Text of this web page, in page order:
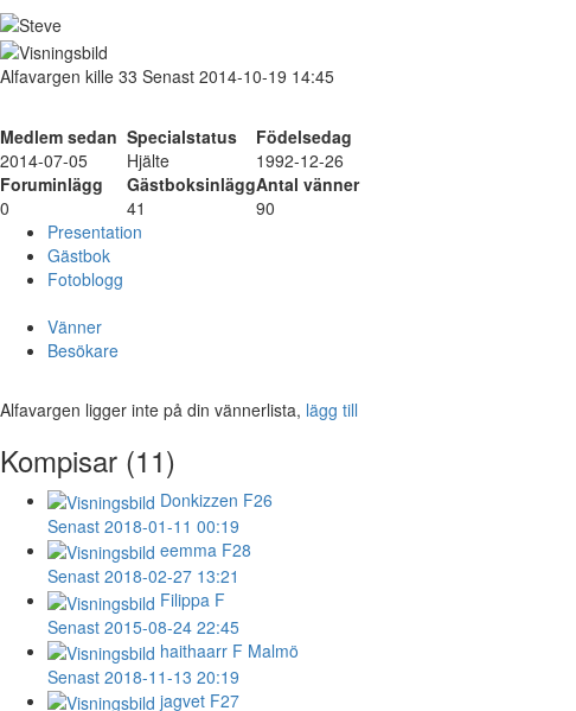
Alfavargen kille 33 Senast 2014-10-19 14:45
Medlem sedan Specialstatus
Födelsedag
2014-07-05
Hjälte
1992-12-26
Foruminlägg
GästboksinläggAntal vänner
0
41
90
Presentation
Gästbok
Fotoblogg
Vänner
Besökare
Alfavargen ligger inte på din vännerlista, lägg till
Kompisar (11)
Donkizzen F26
Senast 2018-01-11 00:19
eemma F28
Senast 2018-02-27 13:21
Filippa F
Senast 2015-08-24 22:45
haithaarr F Malmö
Senast 2018-11-13 20:19
jagvet F27